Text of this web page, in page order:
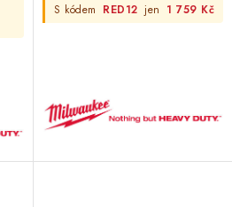
S kódem RED12 jen 1 759 Kč